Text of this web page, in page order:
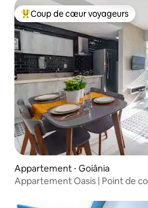
Coups de cœur voyageurs les
Coup de cœur voyageurs
Appartement ⋅ Goiânia
Appartement Oasis | Point de